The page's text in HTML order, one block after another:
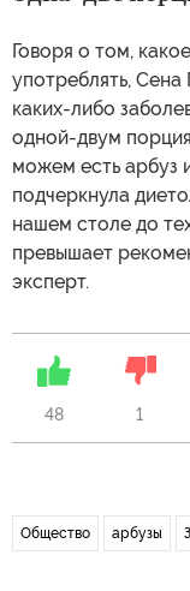
Говоря о том,
употреблять, Сена
каких-либо
одной-двум
можем есть арбуз
подчеркнула
нашем столе до
превышает
эксперт.
48 1
Общество арбузы